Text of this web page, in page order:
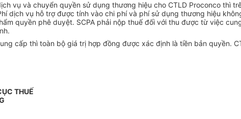
vụ và chuyển quyền sử dụng thương hiệu cho CTLD Proconco thì
dịch vụ hỗ trợ được tính vào chi phí và phí sử dụng thương hiệu
quyền phê duyệt. SCPA phải nộp thuế đối với thu được từ việc
cấp thì toàn bộ giá trị hợp đồng được xác định là tiền bản quyền.
THUẾ